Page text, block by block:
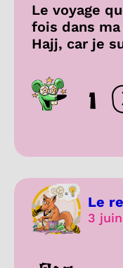
Le voyage
fois dans
Hajj, car je
1
Le
3